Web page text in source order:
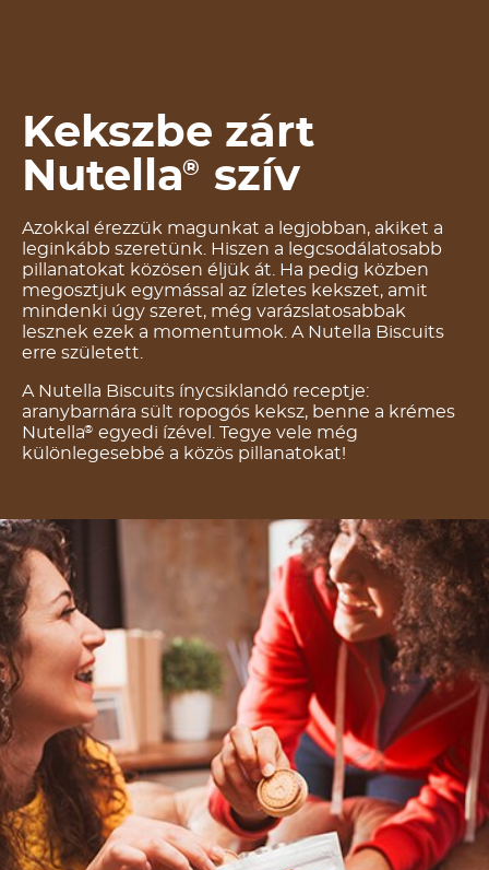
Kekszbe zárt
Nutella® szív
Azokkal érezzük magunkat a legjobban, akiket a
leginkább szeretünk. Hiszen a legcsodálatosabb
pillanatokat közösen éljük át. Ha pedig közben
megosztjuk egymással az ízletes kekszet, amit
mindenki úgy szeret, még varázslatosabbak
lesznek ezek a momentumok. A Nutella Biscuits
erre született.
A Nutella Biscuits ínycsiklandó receptje:
aranybarnára sült ropogós keksz, benne a krémes
Nutella® egyedi ízével. Tegye vele még
különlegesebbé a közös pillanatokat!